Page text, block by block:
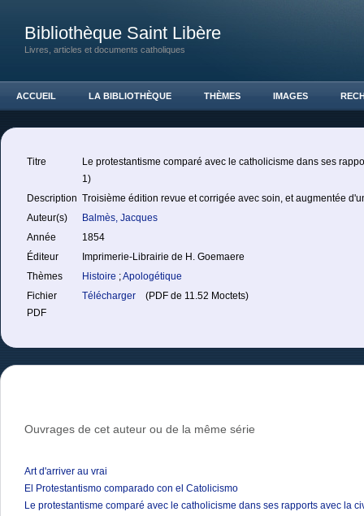
Bibliothèque Saint Libère
Livres, articles et documents catholiques
ACCUEIL LA BIBLIOTHÈQUE THÈMES IMAGES
Titre
Le protestantisme comparé avec le catholicisme dans ses
1)
Description Troisième édition revue et corrigée avec soin, et augmentée
Auteur(s)
Balmès, Jacques
Année
1854
Éditeur
Imprimerie-Librairie de H. Goemaere
Thèmes
Histoire ;Apologétique
Fichier
PDF
Télécharger (PDF de 11.52 Moctets)
Ouvrages de cet auteur ou de la même série
Art d'arriver au vrai
El Protestantismo comparado con el Catolicismo
Le protestantisme comparé avec le catholicisme dans ses rapports avec la